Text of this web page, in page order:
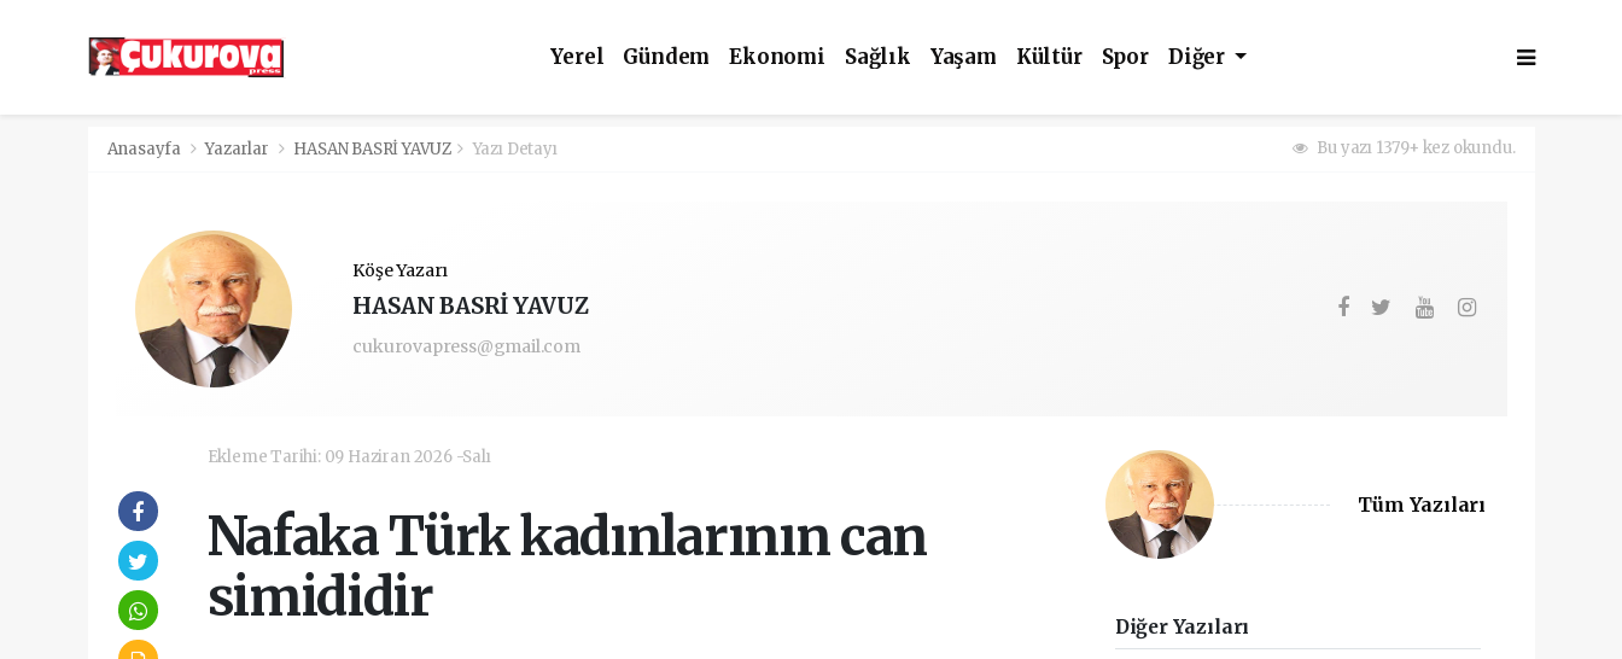
Yerel Gündem Ekonomi Sağlık Yaşam Kültür Spor Diğer
Anasayfa Yazarlar HASAN BASRİ YAVUZ Yazı Detayı Bu yazı 1379+ kez okundu.
Köşe Yazarı
HASAN BASRİ YAVUZ
cukurovapress@gmail.com
Ekleme Tarihi: 09 Haziran 2026 -Salı
Nafaka Türk kadınlarının can
simididir
Tüm Yazıları
Diğer Yazıları